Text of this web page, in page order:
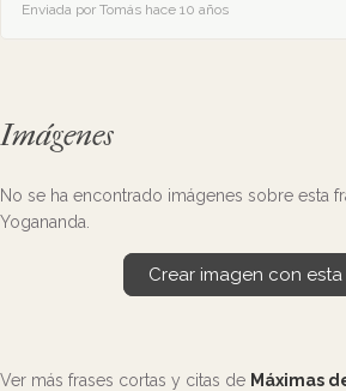
Enviada por Tomás hace 10 años
Imágenes
No se ha encontrado imágenes sobre esta
Yogananda.
Crear imagen con esta
Ver más frases cortas y citas de Máximas